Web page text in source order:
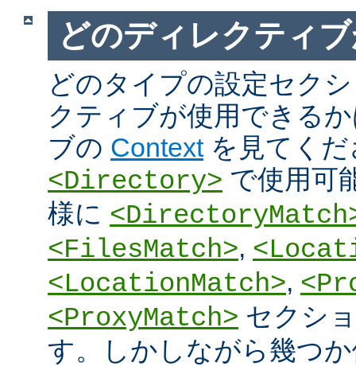
どのディレクティ
どのタイプの設定セク
クティブが使用できる
ブの Contextを見てくだ
<Directory> で使用可
様に
<FilesMatch>,
<LocationMatch>,
<ProxyMatch> セクシ
す。しかしながら幾つ